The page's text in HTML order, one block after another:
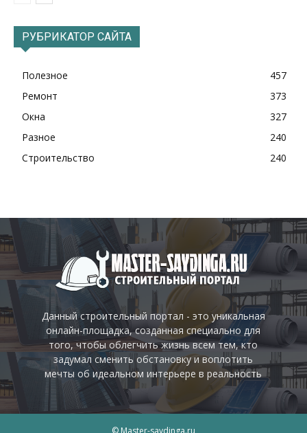
РУБРИКАТОР САЙТА
Полезное
457
Ремонт
373
Окна
327
Разное
240
Строительство
240
Данный строительный портал - это уникальная
онлайн-площадка, созданная специально для
того, чтобы облегчить жизнь всем тем, кто
задумал сменить обстановку и воплотить
мечты об идеальном интерьере в реальность